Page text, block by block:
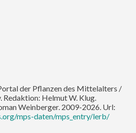
der Pflanzen des Mittelalters /
Redaktion: Helmut W. Klug.
Weinberger. 2009-2026. Url:
mps-daten/mps_entry/lerb/